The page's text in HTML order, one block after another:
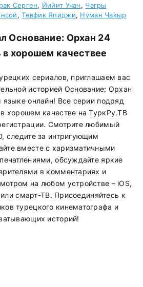
Серген, Йийит Учан, Чагры
,Тевфик Япиджи, Нуман Чакыр
Основание: Орхан 24
хорошем качествее
сериалов, приглашаем вас
историей Основание: Орхан
онлайн! Все серии подряд
хорошем качестве на ТуркРу.ТВ
Смотрите любимый
следите за интригующим
вместе с харизматичными
обсуждайте яркие
в комментариях и
на любом устройстве – iOS,
смарт-ТВ. Присоединяйтесь к
турецкого кинематографа и
историй!